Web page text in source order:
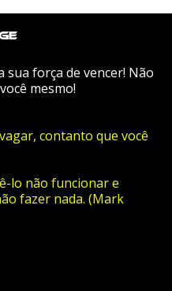
sua força de vencer! Não
mesmo!
contanto que você
lo não funcionar e
fazer nada. (Mark